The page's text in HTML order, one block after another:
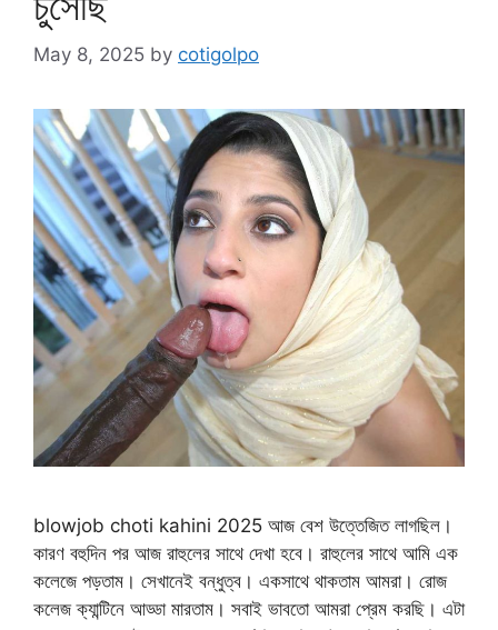
May 8, 2025 by cotigolpo
blowjob choti kahini 2025 আজ বেশ উত্তেজিত লাগছিল।
কারণ বহুদিন পর আজ রাহুলের সাথে দেখা হবে। রাহুলের সাথে আমি এক
কলেজে পড়তাম। সেখানেই বন্ধুত্ব। একসাথে থাকতাম আমরা। রোজ
কলেজ ক্যান্টিনে আড্ডা মারতাম। সবাই ভাবতো আমরা প্রেম করছি। এটা